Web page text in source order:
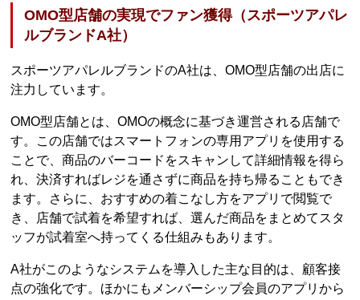
OMO型店舗の実現でファン獲得（スポーツアパレ
ルブランドA社）
スポーツアパレルブランドのA社は、OMO型店舗の出店に
注力しています。
OMO型店舗とは、OMOの概念に基づき運営される店舗で
す。この店舗ではスマートフォンの専用アプリを使用する
ことで、商品のバーコードをスキャンして詳細情報を得ら
れ、決済すればレジを通さずに商品を持ち帰ることもでき
ます。さらに、おすすめの着こなし方をアプリで閲覧で
き、店舗で試着を希望すれば、選んだ商品をまとめてスタ
ッフが試着室へ持ってくる仕組みもあります。
A社がこのようなシステムを導入した主な目的は、顧客接
点の強化です。ほかにもメンバーシップ会員のアプリから